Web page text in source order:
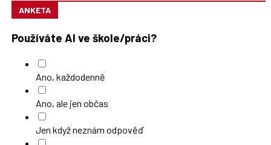
ANKETA
Používáte AI ve škole/práci?
Ano, každodenně
Ano, ale jen občas
Jen když neznám odpověď